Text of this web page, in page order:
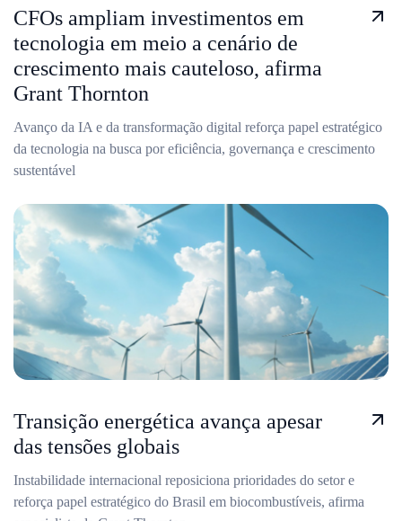
CFOs ampliam investimentos em
tecnologia em meio a cenário de
crescimento mais cauteloso, afirma
Grant Thornton
Avanço da IA e da transformação digital reforça papel estratégico
da tecnologia na busca por eficiência, governança e crescimento
sustentável
Transição energética avança apesar
das tensões globais
Instabilidade internacional reposiciona prioridades do setor e
reforça papel estratégico do Brasil em biocombustíveis, afirma